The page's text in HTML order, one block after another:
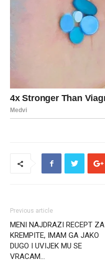
Previous article
MENI NAJDRAZI RECEPT ZA
KREMPITE, IMAM GA JAKO
DUGO I UVIJEK MU SE
VRACAM…